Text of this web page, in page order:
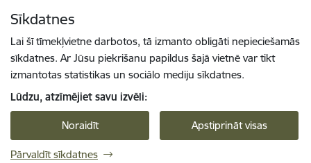
Sīkdatnes
Lai šī tīmekļvietne darbotos, tā izmanto obligāti nepieciešamās
sīkdatnes. Ar Jūsu piekrišanu papildus šajā vietnē var tikt
izmantotas statistikas un sociālo mediju sīkdatnes.
Lūdzu, atzīmējiet savu izvēli:
Noraidīt Apstiprināt visas
Pārvaldīt sīkdatnes